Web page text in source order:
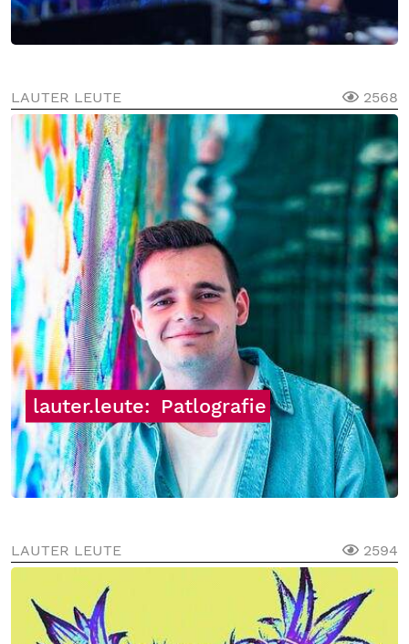
LAUTER LEUTE 2568
lauter.leute: Patlografie
LAUTER LEUTE 2594